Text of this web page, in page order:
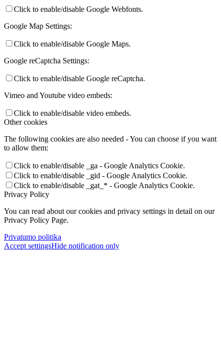
Click to enable/disable Google Webfonts.
Google Map Settings:
Click to enable/disable Google Maps.
Google reCaptcha Settings:
Click to enable/disable Google reCaptcha.
Vimeo and Youtube video embeds:
Click to enable/disable video embeds.
Other cookies
The following cookies are also needed - You can choose if you want
to allow them:
Click to enable/disable _ga - Google Analytics Cookie.
Click to enable/disable _gid - Google Analytics Cookie.
Click to enable/disable _gat_* - Google Analytics Cookie.
Privacy Policy
You can read about our cookies and privacy settings in detail on our
Privacy Policy Page.
Privatumo politika
Accept settingsHide notification only